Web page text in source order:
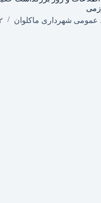
عمومی شهرداری ماکلوان